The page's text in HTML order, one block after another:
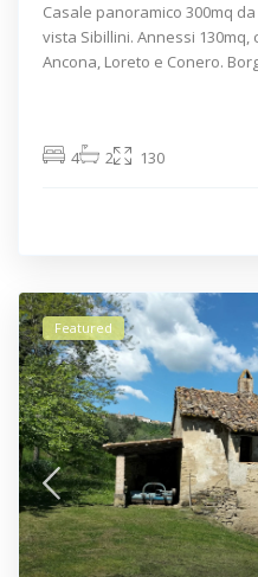
Casale panoramico 300mq
vista Sibillini. Annessi 130mq,
Ancona, Loreto e Conero.
4 2 130
Featured